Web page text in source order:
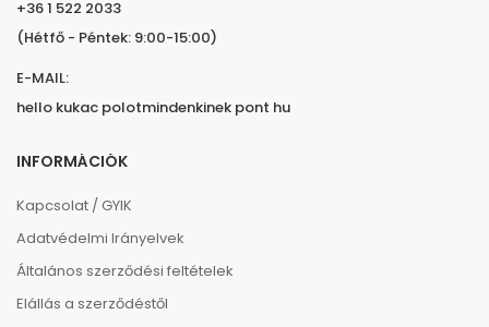
+36 1 522 2033
(Hétfő - Péntek: 9:00-15:00)
E-MAIL:
hello kukac polotmindenkinek pont hu
INFORMÁCIÓK
Kapcsolat / GYIK
Adatvédelmi Irányelvek
Általános szerződési feltételek
Elállás a szerződéstől